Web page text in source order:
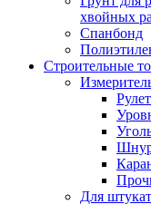
хвойных
Спанбонд
Строительные
Для